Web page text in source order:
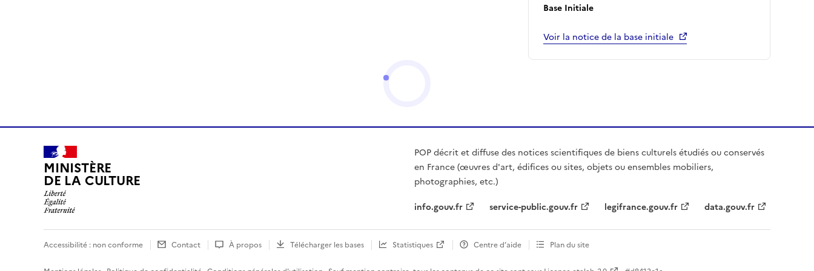
Base Initiale
Voir la notice de la base initiale
MINISTÈRE
DE LA CULTURE
POP décrit et diffuse des notices scientifiques de biens culturels étudiés ou conservés
en France (œuvres d'art, édifices ou sites, objets ou ensembles mobiliers,
photographies, etc.)
info.gouv.fr
service-public.gouv.fr legifrance.gouv.fr data.gouv.fr
Accessibilité : non conforme Contact À propos Télécharger les bases Statistiques Centre d’aide Plan du site